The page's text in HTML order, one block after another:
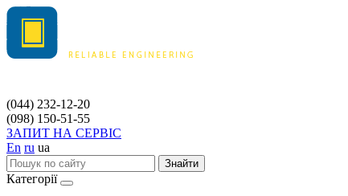
(044) 232-12-20
(098) 150-51-55
ЗАПИТ НА СЕРВІС
En ru ua
Знайти
Категорії